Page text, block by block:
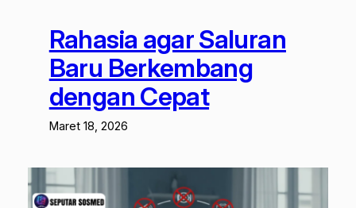
Rahasia agar Saluran
Baru Berkembang
dengan Cepat
Maret 18, 2026